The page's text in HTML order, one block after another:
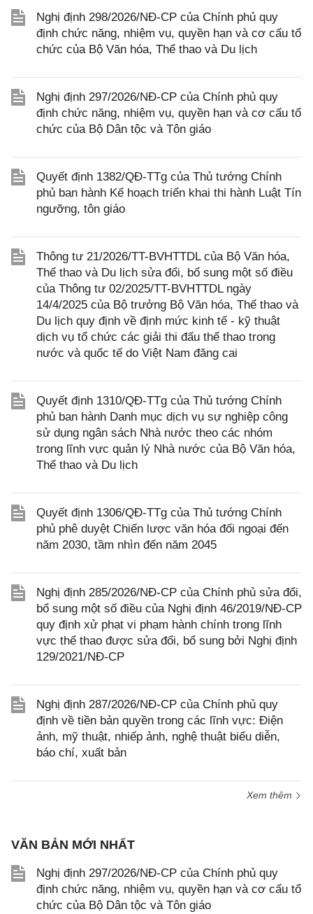
Nghị định 298/2026/NĐ-CP của Chính phủ quy
định chức năng, nhiệm vụ, quyền hạn và cơ cấu tổ
chức của Bộ Văn hóa, Thể thao và Du lịch
Nghị định 297/2026/NĐ-CP của Chính phủ quy
định chức năng, nhiệm vụ, quyền hạn và cơ cấu tổ
chức của Bộ Dân tộc và Tôn giáo
Quyết định 1382/QĐ-TTg của Thủ tướng Chính
phủ ban hành Kế hoạch triển khai thi hành Luật Tín
ngưỡng, tôn giáo
Thông tư 21/2026/TT-BVHTTDL của Bộ Văn hóa,
Thể thao và Du lịch sửa đổi, bổ sung một số điều
của Thông tư 02/2025/TT-BVHTTDL ngày
14/4/2025 của Bộ trưởng Bộ Văn hóa, Thể thao và
Du lịch quy định về định mức kinh tế - kỹ thuật
dịch vụ tổ chức các giải thi đấu thể thao trong
nước và quốc tế do Việt Nam đăng cai
Quyết định 1310/QĐ-TTg của Thủ tướng Chính
phủ ban hành Danh mục dịch vụ sự nghiệp công
sử dụng ngân sách Nhà nước theo các nhóm
trong lĩnh vực quản lý Nhà nước của Bộ Văn hóa,
Thể thao và Du lịch
Quyết định 1306/QĐ-TTg của Thủ tướng Chính
phủ phê duyệt Chiến lược văn hóa đối ngoại đến
năm 2030, tầm nhìn đến năm 2045
Nghị định 285/2026/NĐ-CP của Chính phủ sửa đổi,
bổ sung một số điều của Nghị định 46/2019/NĐ-CP
quy định xử phạt vi phạm hành chính trong lĩnh
vực thể thao được sửa đổi, bổ sung bởi Nghị định
129/2021/NĐ-CP
Nghị định 287/2026/NĐ-CP của Chính phủ quy
định về tiền bản quyền trong các lĩnh vực: Điện
ảnh, mỹ thuật, nhiếp ảnh, nghệ thuật biểu diễn,
báo chí, xuất bản
Xem thêm
VĂN BẢN MỚI NHẤT
Nghị định 297/2026/NĐ-CP của Chính phủ quy
định chức năng, nhiệm vụ, quyền hạn và cơ cấu tổ
chức của Bộ Dân tộc và Tôn giáo